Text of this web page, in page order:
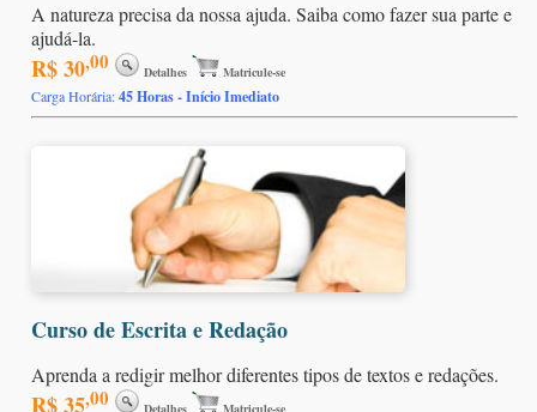
A natureza precisa da nossa ajuda. Saiba como fazer sua parte e
ajudá-la.
R$ 30,00 Detalhes Matricule-se
Carga Horária:45 Horas - Início Imediato
Curso de Escrita e Redação
Aprenda a redigir melhor diferentes tipos de textos e redações.
R$ 35,00 Detalhes Matricule-se